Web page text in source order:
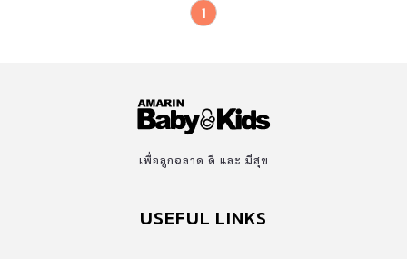
1
เพื่อลูกฉลาด ดี และ มีสุข
USEFUL LINKS